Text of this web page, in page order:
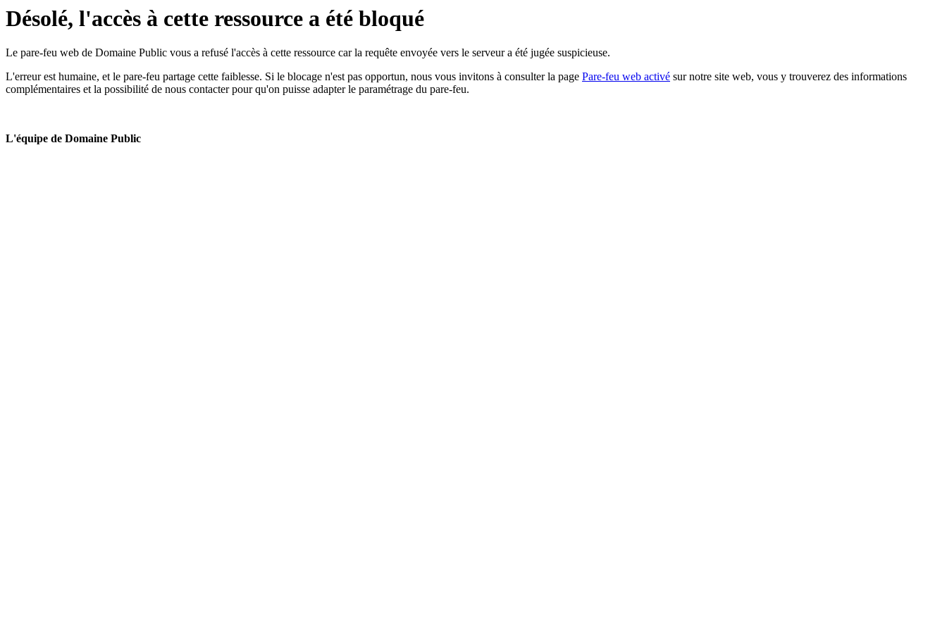
Désolé, l'accès à cette ressource a été bloqué
Le pare-feu web de Domaine Public vous a refusé l'accès à cette ressource car la requête envoyée vers le serveur a été jugée suspicieuse.
L'erreur est humaine, et le pare-feu partage cette faiblesse. Si le blocage n'est pas opportun, nous vous invitons à consulter la page Pare-feu web activé sur notre site web, vous y trouverez des informations
complémentaires et la possibilité de nous contacter pour qu'on puisse adapter le paramétrage du pare-feu.
L'équipe de Domaine Public